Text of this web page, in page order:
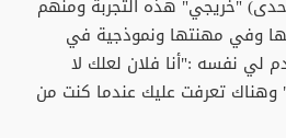
إحدى) "خريجي" هذه التجربة ومنهم
وفي مهنتها ونموذجية في
لي نفسه :"أنا فلان لعلك لا
وهناك تعرفت عليك عندما كنت من